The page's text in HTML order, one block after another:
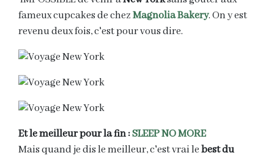
fameux cupcakes de chezMagnolia Bakery. On y est
revenu deux fois, c'est pour vous dire.
Et le meilleur pour la fin :SLEEP NO MORE
Mais quand je dis le meilleur, c'est vrai lebest du